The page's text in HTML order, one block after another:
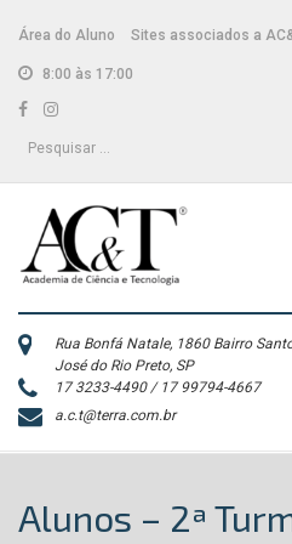
content
Área do Aluno Sites associados a
8:00 às 17:00
Facebook
Instagram
Pesquisar
Rua Bonfá Natale, 1860 Bairro
José do Rio Preto, SP
17 3233-4490 / 17 99794-4667
a.c.t@terra.com.br
Alunos – 2ª